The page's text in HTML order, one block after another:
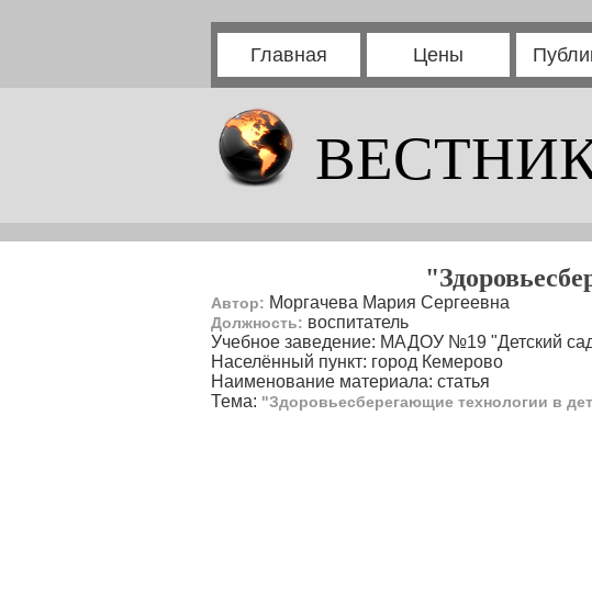
Главная Цены
Автор: Моргачева Мария Сергеевна
Должность: воспитатель
Учебное заведение: МАДОУ №19 "Детский
Населённый пункт: город Кемерово
Наименование материала: статья
Тема: "Здоровьесберегающие технологии в